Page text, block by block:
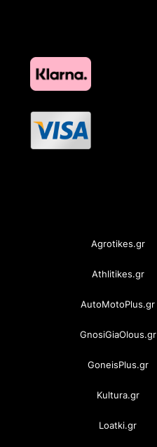
Agrotikes.gr
Athlitikes.gr
AutoMotoPlus.gr
GnosiGiaOlous.gr
GoneisPlus.gr
Kultura.gr
Loatki.gr